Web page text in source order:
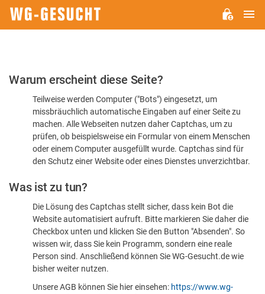
Bitte
dass
sind
Warum erscheint diese Seite?
Teilweise werden Computer ("Bots") eingesetzt, um
missbräuchlich automatische Eingaben auf einer Seite zu
machen. Alle Webseiten nutzen daher Captchas, um zu
prüfen, ob beispielsweise ein Formular von einem Menschen
oder einem Computer ausgefüllt wurde. Captchas sind für
den Schutz einer Website oder eines Dienstes unverzichtbar.
Was ist zu tun?
Die Lösung des Captchas stellt sicher, dass kein Bot die
Website automatisiert aufruft. Bitte markieren Sie daher die
Checkbox unten und klicken Sie den Button "Absenden". So
wissen wir, dass Sie kein Programm, sondern eine reale
Person sind. Anschließend können Sie WG-Gesucht.de wie
bisher weiter nutzen.
Unsere AGB können Sie hier einsehen: https://www.wg-